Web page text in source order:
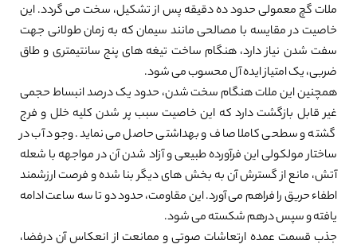
ملات گچ معمولی حدود ده دقیقه پس از تشکیل، سخت می گردد. این
خاصیت در مقایسه با مصالحی مانند سیمان که به زمان طولانی جهت
سفت شدن نیاز دارد، هنگام ساخت تیغه های پنج سانتیمتری و طاق
ضربی، یک امتیاز ایده آل محسوب می شود.
همچنین این ملات هنگام سخت شدن، حدود یک درصد انبساط حجمی
غیر قابل بازگشت دارد که این خاصیت سبب پر شدن کلیه خلل و فرج
گشته و سطحی کاملا صاف و بهداشتی حاصل می نماید. وجود آب در
ساختار مولکولی این فرآورده طبیعی و آزاد شدن آن در مواجهه با شعله
آتش، مانع از گسترش آن به بخش های دیگر بنا شده و فرصت ارزشمند
اطفاء حریق را فراهم می آورد. این مقاومت، حدود دو تا سه ساعت ادامه
یافته و سپس درهم شکسته می شود.
جذب قسمت عمده ارتعاشات صوتی و ممانعت از انعکاس آن درفضا،